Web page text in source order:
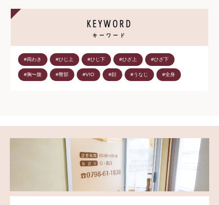
KEYWORD
キーワード
#両わき #ひじ上 #ひじ下 #ひざ上 #ひざ下
#胸〜腹 #臀部 #VIO #顔 #うなじ #全身